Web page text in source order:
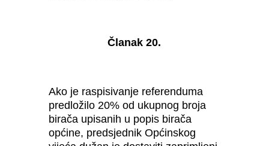
Članak 20.
Ako je raspisivanje referenduma
predložilo 20% od ukupnog broja
birača upisanih u popis birača
općine, predsjednik Općinskog